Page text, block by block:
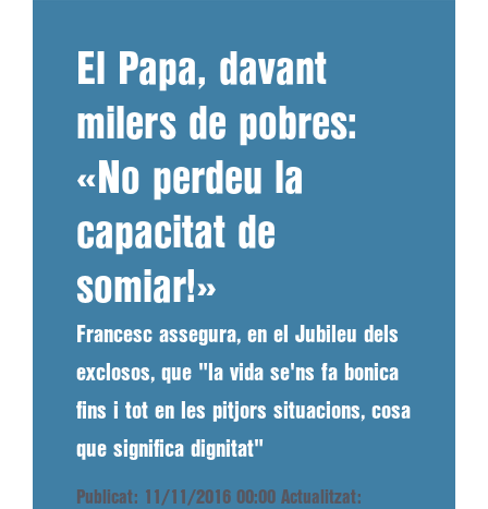
El Papa, davant
milers de pobres:
«No perdeu la
capacitat de
somiar!»
Francesc assegura, en el Jubileu dels
exclosos, que "la vida se'ns fa bonica
fins i tot en les pitjors situacions, cosa
que significa dignitat"
Publicat: 11/11/2016 00:00 Actualitzat: